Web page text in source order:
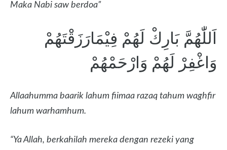
Maka Nabi saw berdoa”
اَللّٰهُمَّ بَارِكْ لَهُمْ فِيْمَارَزَقْتَهُمْ
وَاغْفِرْ لَهُمْ وَارْحَمْهُمْ
Allaahumma baarik lahum fiimaa razaq tahum waghfir
lahum warhamhum.
“Ya Allah, berkahilah mereka dengan rezeki yang